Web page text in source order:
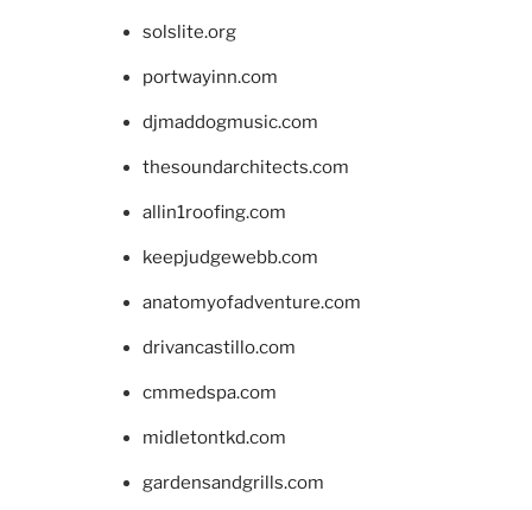
solslite.org
portwayinn.com
djmaddogmusic.com
thesoundarchitects.com
allin1roofing.com
keepjudgewebb.com
anatomyofadventure.com
drivancastillo.com
cmmedspa.com
midletontkd.com
gardensandgrills.com